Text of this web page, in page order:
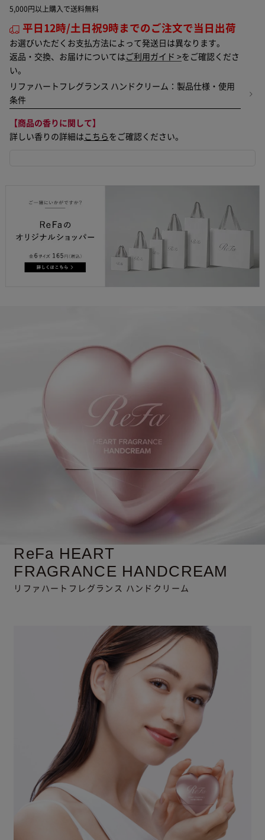
5,000円以上購入で送料無料
平日12時/土日祝9時までのご注文で当日出荷
お選びいただくお支払方法によって発送日は異なります。
返品・交換、お届けについては ご利用ガイド >をご確認くださ
い。
リファハートフレグランス ハンドクリーム：製品仕様・使用
条件
【商品の香りに関して】
詳しい香りの詳細は こちら をご確認ください。
ReFa HEART
FRAGRANCE HANDCREAM
リファハートフレグランス ハンドクリーム